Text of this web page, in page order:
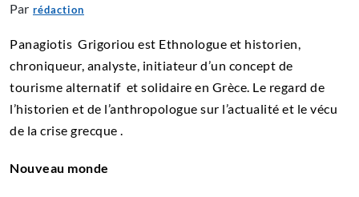
Par rédaction
Panagiotis Grigoriou est Ethnologue et historien,
chroniqueur, analyste, initiateur d’un concept de
tourisme alternatif et solidaire en Grèce. Le regard de
l’historien et de l’anthropologue sur l’actualité et le vécu
de la crise grecque .
Nouveau monde